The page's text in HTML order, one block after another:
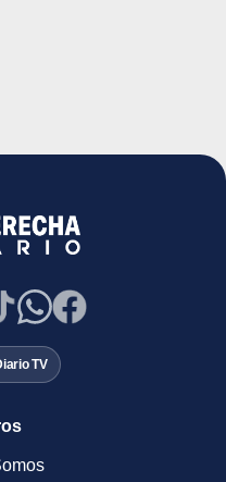
TV